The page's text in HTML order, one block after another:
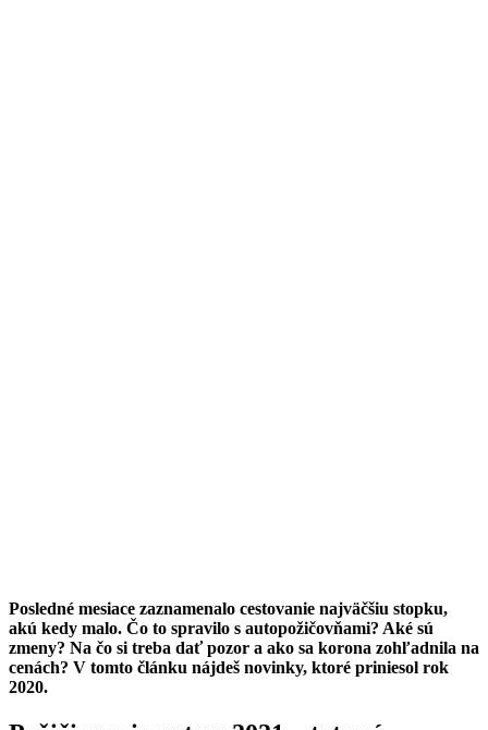
Posledné mesiace zaznamenalo cestovanie najväčšiu stopku,
akú kedy malo. Čo to spravilo s autopožičovňami? Aké sú
zmeny? Na čo si treba dať pozor a ako sa korona zohľadnila na
cenách? V tomto článku nájdeš novinky, ktoré priniesol rok
2020.